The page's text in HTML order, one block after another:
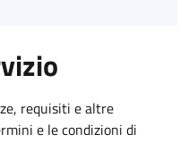
requisiti e altre
e le condizioni di